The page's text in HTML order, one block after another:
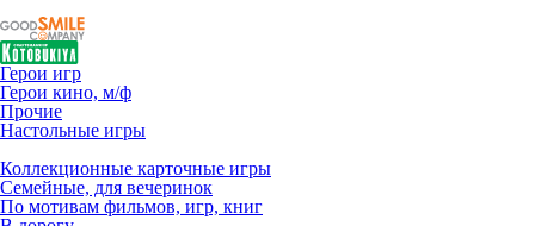
Герои игр
Герои кино, м/ф
Прочие
Настольные игры
Коллекционные карточные игры
Семейные, для вечеринок
По мотивам фильмов, игр, книг